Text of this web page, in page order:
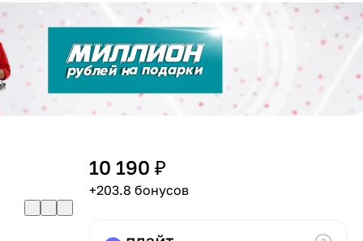
10 190 ₽
+203.8 бонусов